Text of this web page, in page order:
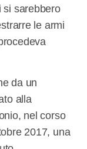
si sarebbero
le armi
da un
alla
nel corso
2017, una